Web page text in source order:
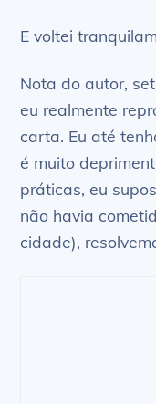
E voltei
Nota do autor,
eu realmente
carta. Eu até
é muito
práticas, eu
não havia
cidade),